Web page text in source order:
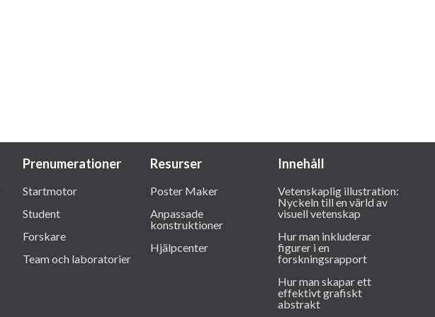
Prenumerationer
Startmotor
Student
Forskare
Team och laboratorier
Resurser
Poster Maker
Anpassade
konstruktioner
Hjälpcenter
Innehåll
Vetenskaplig illustration:
Nyckeln till en värld av
visuell vetenskap
Hur man inkluderar
figurer i en
forskningsrapport
Hur man skapar ett
effektivt grafiskt
abstrakt